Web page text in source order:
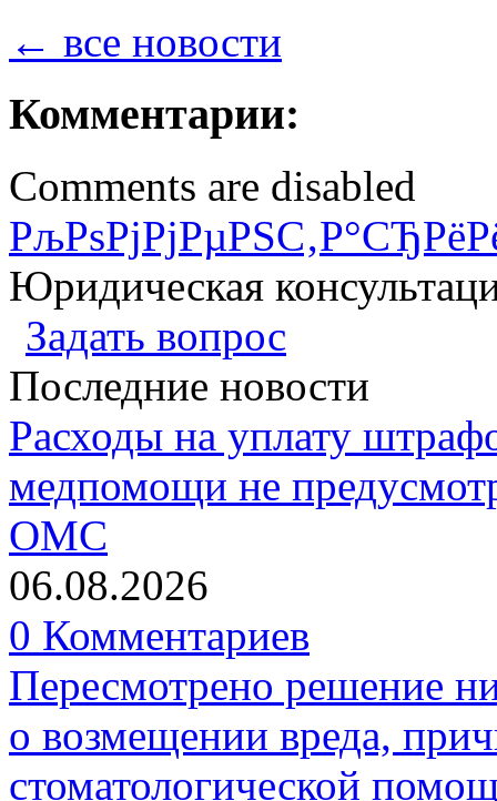
← все новости
Комментарии:
Comments are disabled
Юридическая
Задать вопрос
Последние новости
Расходы на уплату
медпомощи не
ОМС
06.08.2026
0 Комментариев
Пересмотрено решение
о возмещении вреда,
стоматологической